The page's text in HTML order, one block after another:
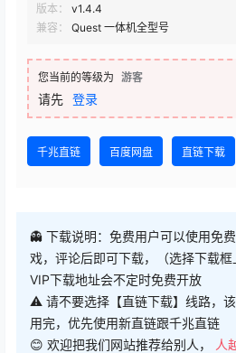
版本：
v1.4.4
兼容：
Quest 一体机全型号
您当前的等级为 游客
请先 登录
千兆直链 百度网盘 直链下载
👻 下载说明：免费用户可以使用免
戏，评论后即可下载，（选择下载框
VIP下载地址会不定时免费开放
⚠ 请不要选择【直链下载】线路，
用完，优先使用新直链跟千兆直链
😊 欢迎把我们网站推荐给别人，
人